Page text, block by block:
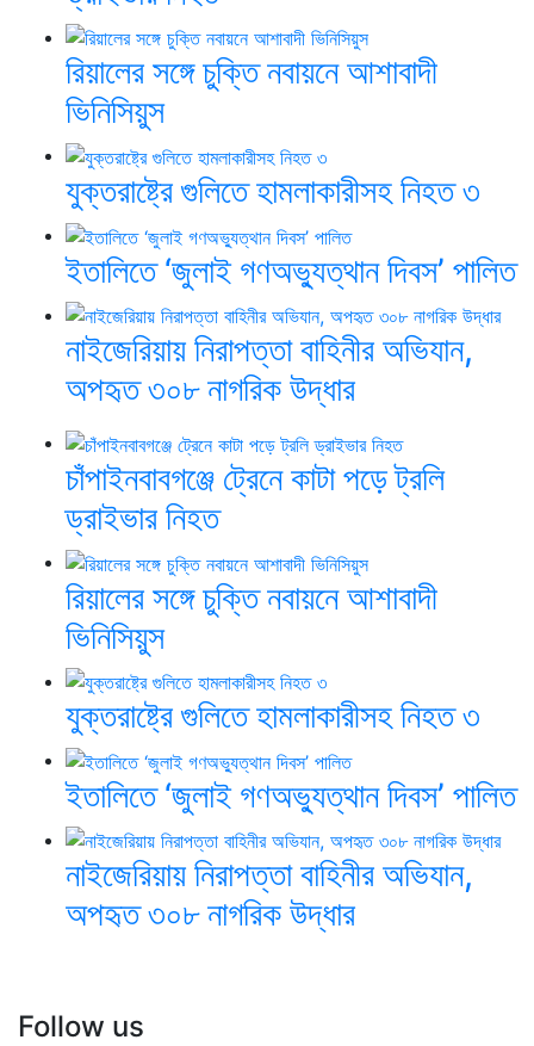
রিয়ালের সঙ্গে চুক্তি নবায়নে আশাবাদী
ভিনিসিয়ুস
যুক্তরাষ্ট্রে গুলিতে হামলাকারীসহ নিহত ৩
ইতালিতে ‘জুলাই গণঅভ্যুত্থান দিবস’ পালিত
নাইজেরিয়ায় নিরাপত্তা বাহিনীর অভিযান,
অপহৃত ৩০৮ নাগরিক উদ্ধার
চাঁপাইনবাবগঞ্জে ট্রেনে কাটা পড়ে ট্রলি
ড্রাইভার নিহত
রিয়ালের সঙ্গে চুক্তি নবায়নে আশাবাদী
ভিনিসিয়ুস
যুক্তরাষ্ট্রে গুলিতে হামলাকারীসহ নিহত ৩
ইতালিতে ‘জুলাই গণঅভ্যুত্থান দিবস’ পালিত
নাইজেরিয়ায় নিরাপত্তা বাহিনীর অভিযান,
অপহৃত ৩০৮ নাগরিক উদ্ধার
Follow us